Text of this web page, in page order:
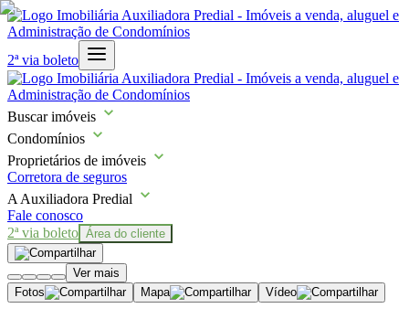
2ª via boleto
Buscar imóveis
Condomínios
Proprietários de imóveis
Corretora de seguros
A Auxiliadora Predial
Fale conosco
2ª via boleto Área do cliente
Ver mais
Fotos
Mapa Vídeo